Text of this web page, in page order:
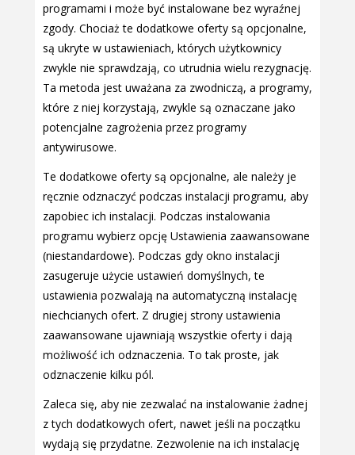
programami i może być instalowane bez wyraźnej
zgody. Chociaż te dodatkowe oferty są opcjonalne,
są ukryte w ustawieniach, których użytkownicy
zwykle nie sprawdzają, co utrudnia wielu rezygnację.
Ta metoda jest uważana za zwodniczą, a programy,
które z niej korzystają, zwykle są oznaczane jako
potencjalne zagrożenia przez programy
antywirusowe.
Te dodatkowe oferty są opcjonalne, ale należy je
ręcznie odznaczyć podczas instalacji programu, aby
zapobiec ich instalacji. Podczas instalowania
programu wybierz opcję Ustawienia zaawansowane
(niestandardowe). Podczas gdy okno instalacji
zasugeruje użycie ustawień domyślnych, te
ustawienia pozwalają na automatyczną instalację
niechcianych ofert. Z drugiej strony ustawienia
zaawansowane ujawniają wszystkie oferty i dają
możliwość ich odznaczenia. To tak proste, jak
odznaczenie kilku pól.
Zaleca się, aby nie zezwalać na instalowanie żadnej
z tych dodatkowych ofert, nawet jeśli na początku
wydają się przydatne. Zezwolenie na ich instalację